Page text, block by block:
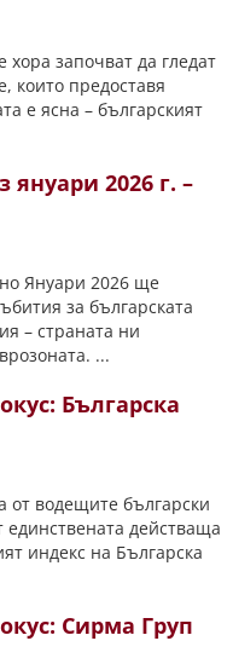
започват да гледат
които предоставя
е ясна – българският
2026 г. –
Януари 2026 ще
за българската
– страната ни
...
Българска
от водещите български
действаща
индекс на Българска
Сирма Груп